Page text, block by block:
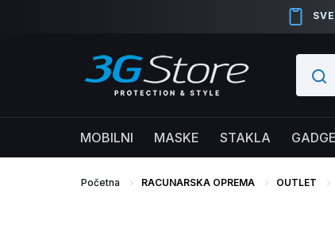
MOBILNI MASKE STAKLA
Početna RACUNARSKA OPREMA OUTLET